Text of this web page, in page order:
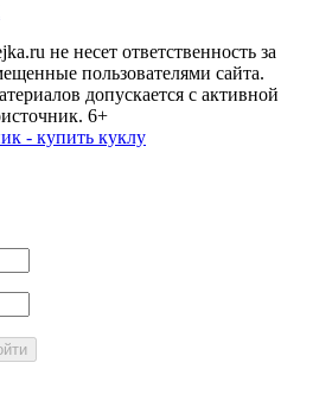
не несет ответственность за
пользователями сайта.
допускается с активной
6+
- купить куклу